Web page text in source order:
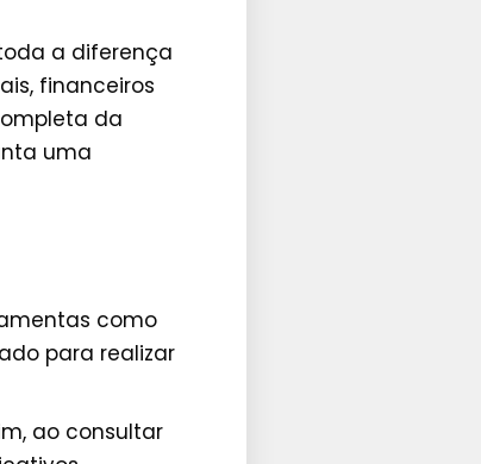
a diferença
financeiros
da
uma
como
para realizar
ao consultar